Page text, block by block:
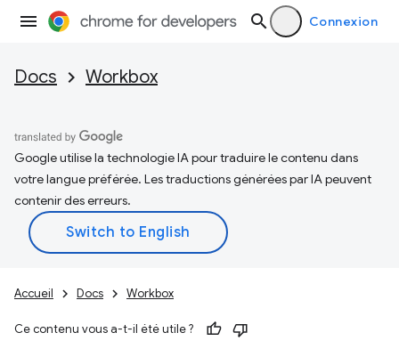
Connexion
Docs Workbox
Google utilise la technologie IA pour traduire le contenu dans
votre langue préférée. Les traductions générées par IA peuvent
contenir des erreurs.
Accueil Docs Workbox
Ce contenu vous a-t-il été utile ?